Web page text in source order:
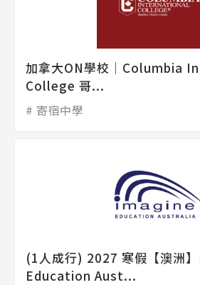
加拿大ON學校│Columbia
College 哥...
寄宿中學
(1人成行) 2027 寒假【澳洲
Education Aust...